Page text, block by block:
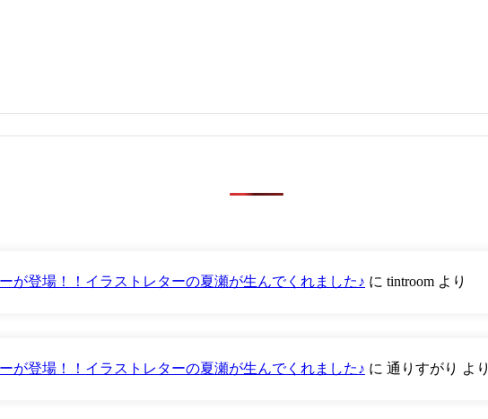
が登場！！イラストレターの夏瀬が生んでくれました♪ に tintroom より
が登場！！イラストレターの夏瀬が生んでくれました♪ に 通りすがり より